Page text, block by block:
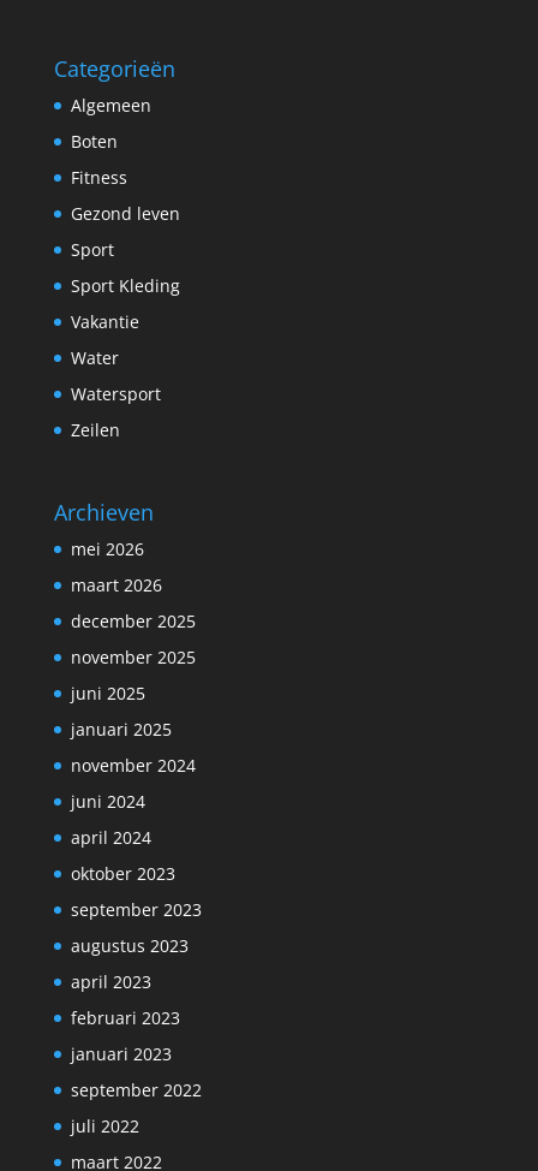
Categorieën
Algemeen
Boten
Fitness
Gezond leven
Sport
Sport Kleding
Vakantie
Water
Watersport
Zeilen
Archieven
mei 2026
maart 2026
december 2025
november 2025
juni 2025
januari 2025
november 2024
juni 2024
april 2024
oktober 2023
september 2023
augustus 2023
april 2023
februari 2023
januari 2023
september 2022
juli 2022
maart 2022